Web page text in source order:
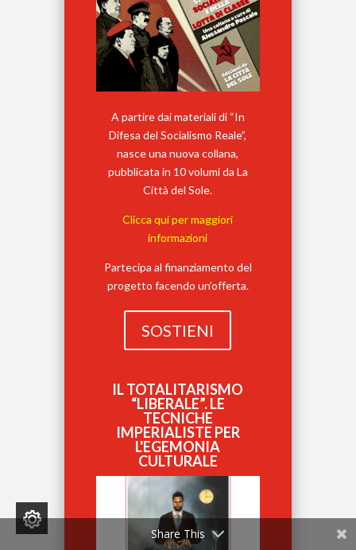
A partire dai materiali di “In
Difesa del Socialismo Reale”,
nasce una nuova collana,
pubblicata in 10 volumi da La
Città del Sole.
Clicca qui per maggiori
informazioni
Partecipa al finanziamento del
progetto facendo un’offerta.
SOSTIENI
IL TOTALITARISMO
“LIBERALE”. LE
TECNICHE
IMPERIALISTE PER
L'EGEMONIA
CULTURALE
Share This